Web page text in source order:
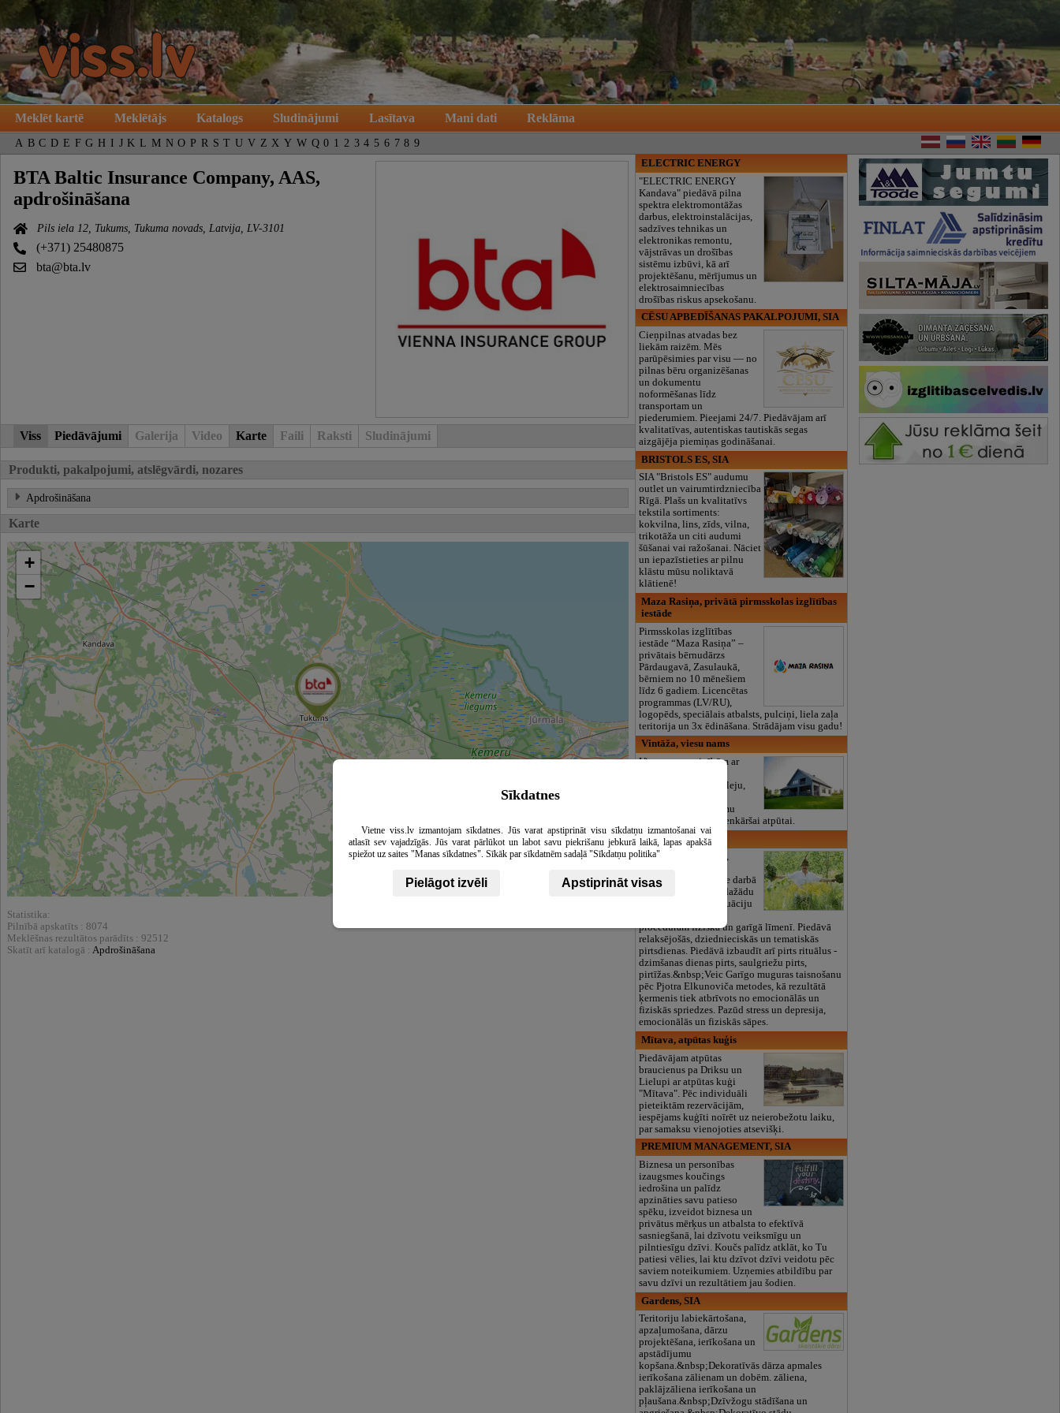
Meklēt kartē Meklētājs Katalogs Sludinājumi Lasītava Mani dati Reklāma
A B C D E F G H I J K L M N O P R S T U V Z X Y W Q 0 1 2 3 4 5 6 7 8 9
BTA Baltic Insurance Company, AAS,
apdrošināšana
Pils iela 12, Tukums, Tukuma novads, Latvija, LV-3101
(+371) 25480875
bta@bta.lv
Viss Piedāvājumi Galerija Video Karte Faili Raksti Sludinājumi
Produkti, pakalpojumi, atslēgvārdi, nozares
Apdrošināšana
Karte
+
−
Leaflet OpenStreetMapcontributors
Statistika:
Pilnībā apskatīts : 8074
Meklēšnas rezultātos parādīts : 92512
Skatīt arī katalogā : Apdrošināšana
ELECTRIC ENERGY
"ELECTRIC ENERGY
Kandava" piedāvā pilna
spektra elektromontāžas
darbus, elektroinstalācijas,
sadzīves tehnikas un
elektronikas remontu,
vājstrāvas un drošības
sistēmu izbūvi, kā arī
projektēšanu, mērījumus un
elektrosaimniecības
drošības riskus apsekošanu.
CĒSU APBEDĪŠANAS PAKALPOJUMI, SIA
Cieņpilnas atvadas bez
liekām raizēm. Mēs
parūpēsimies par visu — no
pilnas bēru organizēšanas
un dokumentu
noformēšanas līdz
transportam un
piederumiem. Pieejami 24/7. Piedāvājam arī
kvalitatīvas, autentiskas tautiskās segas
aizgājēja piemiņas godināšanai.
BRISTOLS ES, SIA
SIA "Bristols ES" audumu
outlet un vairumtirdzniecība
Rīgā. Plašs un kvalitatīvs
tekstila sortiments:
kokvilna, lins, zīds, vilna,
trikotāža un citi audumi
šūšanai vai ražošanai. Nāciet
un iepazīstieties ar pilnu
klāstu mūsu noliktavā
klātienē!
Maza Rasiņa, privātā pirmsskolas izglītības
iestāde
Pirmsskolas izglītības
iestāde “Maza Rasiņa” –
privātais bērnudārzs
Pārdaugavā, Zasulaukā,
bērniem no 10 mēnešiem
līdz 6 gadiem. Licencētas
programmas (LV/RU),
logopēds, speciālais atbalsts, pulciņi, liela zaļa
teritorija un 3x ēdināšana. Strādājam visu gadu!
Vintāža, viesu nams
Viesu nams svinībām ar
cilvēkiem kāzu, jubileju,
korporatīvo pasākumu
organizēšanai vai vienkāršai atpūtai.
Vilnis Lejnieks
Pirtniecības meistars,
Profesionālā pieredze darbā
pirtī - 20 gadi. Veic dažādu
psihoemocionālu situāciju
procedūrām fiziskā un garīgā līmenī. Piedāvā
relaksējošās, dziednieciskās un tematiskās
pirtsdienas. Piedāvā izbaudīt arī pirts rituālus -
dzimšanas dienas pirts, saulgriežu pirts,
pirtīžas.&nbsp;Veic Garīgo muguras taisnošanu
pēc Pjotra Elkunoviča metodes, kā rezultātā
ķermenis tiek atbrīvots no emocionālās un
fiziskās spriedzes. Pazūd stress un depresija,
emocionālās un fiziskās sāpes.
Mītava, atpūtas kuģis
Piedāvājam atpūtas
braucienus pa Driksu un
Lielupi ar atpūtas kuģi
"Mītava". Pēc individuāli
pieteiktām rezervācijām,
iespējams kuģīti noīrēt uz neierobežotu laiku,
par samaksu vienojoties atsevišķi.
PREMIUM MANAGEMENT, SIA
Biznesa un personības
izaugsmes koučings
iedrošina un palīdz
apzināties savu patieso
spēku, izveidot biznesa un
privātus mērķus un atbalsta to efektīvā
sasniegšanā, lai dzīvotu veiksmīgu un
pilntiesīgu dzīvi. Koučs palīdz atklāt, ko Tu
patiesi vēlies, lai ktu dzīvot dzīvi veidotu pēc
saviem noteikumiem. Uzņemies atbildību par
savu dzīvi un rezultātiem jau šodien.
Gardens, SIA
Teritoriju labiekārtošana,
apzaļumošana, dārzu
projektēšana, ierīkošana un
apstādījumu
kopšana.&nbsp;Dekoratīvās dārza apmales
ierīkošana zālienam un dobēm. zāliena,
paklājzāliena ierīkošana un
pļaušana.&nbsp;Dzīvžogu stādīšana un
Sīkdatnes
Vietne viss.lv izmantojam sīkdatnes. Jūs varat apstiprināt visu sīkdatņu izmantošanai vai
atlasīt sev vajadzīgās. Jūs varat pārlūkot un labot savu piekrišanu jebkurā laikā, lapas apakšā
spiežot uz saites "Manas sīkdatnes". Sīkāk par sīkdatnēm sadaļā "Sīkdatņu politika"
Pielāgot izvēli Apstiprināt visas